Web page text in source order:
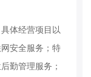
体经营项目以
安全服务；特
勤管理服务；